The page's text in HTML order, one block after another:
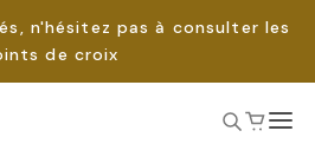
n'hésitez pas à consulter les
de croix